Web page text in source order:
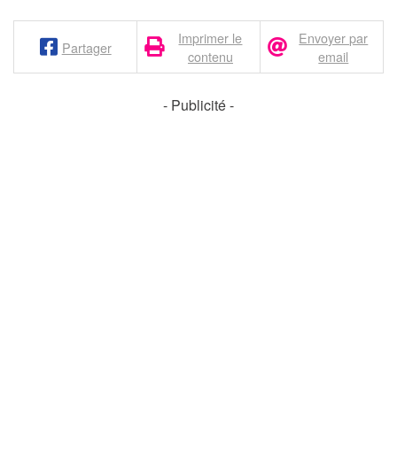
Partager
Imprimer le
contenu
Envoyer par
email
- Publicité -